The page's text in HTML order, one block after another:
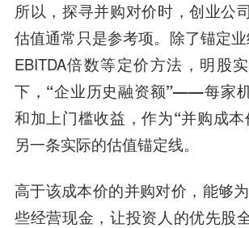
所以，探寻并购对价时，创业公
估值通常只是参考项。除了锚定业
EBITDA倍数等定价方法，明股
下， “企业历史融资额”——每家
和加上门槛收益，作为“并购成
另一条实际的估值锚定线。
高于该成本价的并购对价，能够
些经营现金，让投资人的优先股